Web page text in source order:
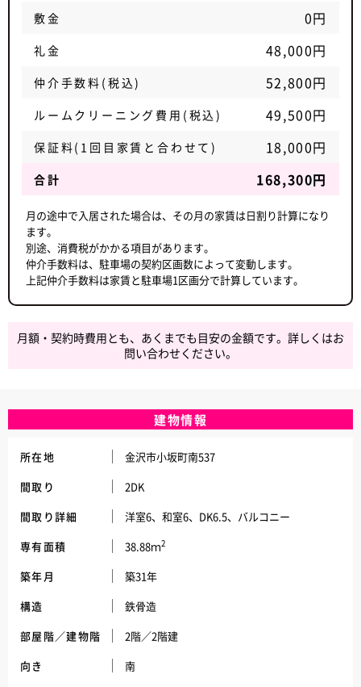
敷金 0円
礼金 48,000円
仲介手数料(税込) 52,800円
ルームクリーニング費用(税込) 49,500円
保証料(1回目家賃と合わせて) 18,000円
合計 168,300円
月の途中で入居された場合は、その月の家賃は日割り計算になり
ます。
別途、消費税がかかる項目があります。
仲介手数料は、駐車場の契約区画数によって変動します。
上記仲介手数料は家賃と駐車場1区画分で計算しています。
月額・契約時費用とも、あくまでも目安の金額です。詳しくはお
問い合わせください。
建物情報
所在地
金沢市小坂町南537
間取り
2DK
間取り詳細
洋室6、和室6、DK6.5、バルコニー
専有面積
38.88ｍ2
築年月
築31年
構造
鉄骨造
部屋階／建物階
2階／2階建
向き
南